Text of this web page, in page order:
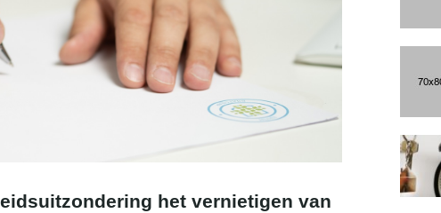
het vernietigen van